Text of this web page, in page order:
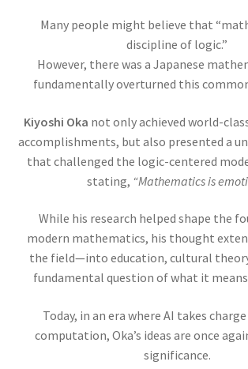
コペルニクス
【レクティスと地動説を推進し
換】
コリン・マクローリン
【ニュートンが紹介した
数の級数展開】
サイト立ち上げましたという
Many people might believe that
discipline of logic.”
However, there was a Japanese
fundamentally overturned this
Kiyoshi Oka not only achieved world-
accomplishments, but also presented a
that challenged the logic-centered
stating, “Mathematics is
While his research helped shape the
modern mathematics, his thought
the field—into education, cultural
fundamental question of what it
Today, in an era where AI takes
computation, Oka’s ideas are once
significance.